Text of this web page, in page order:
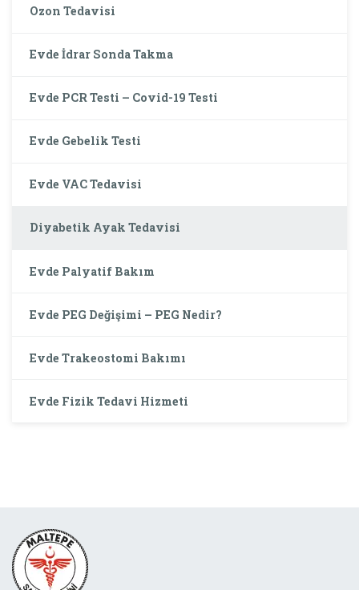
Ozon Tedavisi
Evde İdrar Sonda Takma
Evde PCR Testi – Covid-19 Testi
Evde Gebelik Testi
Evde VAC Tedavisi
Diyabetik Ayak Tedavisi
Evde Palyatif Bakım
Evde PEG Değişimi – PEG Nedir?
Evde Trakeostomi Bakımı
Evde Fizik Tedavi Hizmeti